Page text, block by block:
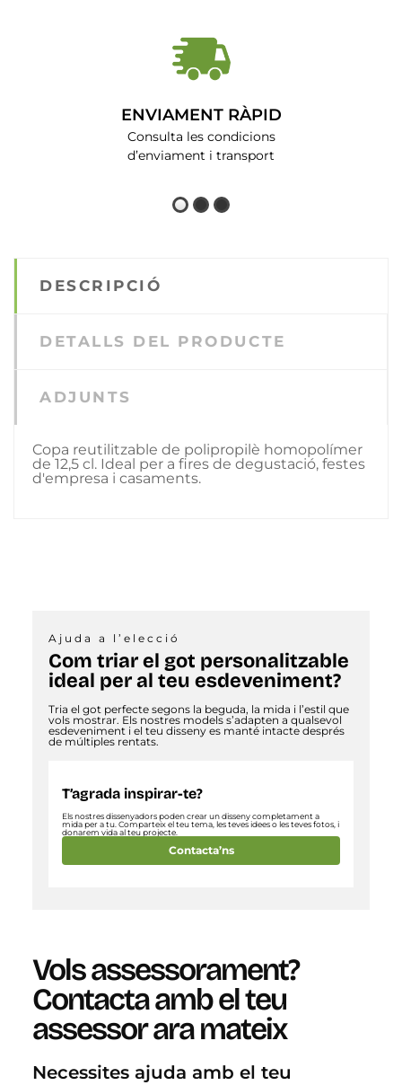
ENVIAMENT RÀPID
Consulta les condicions
d’enviament i transport
DESCRIPCIÓ
DETALLS DEL PRODUCTE
ADJUNTS
Copa reutilitzable de polipropilè homopolímer
de 12,5 cl. Ideal per a fires de degustació, festes
d'empresa i casaments.
Ajuda a l’elecció
Com triar el got personalitzable
ideal per al teu esdeveniment?
Tria el got perfecte segons la beguda, la mida i l’estil que
vols mostrar. Els nostres models s’adapten a qualsevol
esdeveniment i el teu disseny es manté intacte després
de múltiples rentats.
T’agrada inspirar-te?
Els nostres dissenyadors poden crear un disseny completament a
mida per a tu. Comparteix el teu tema, les teves idees o les teves fotos, i
donarem vida al teu projecte.
Contacta’ns
Vols assessorament?
Contacta amb el teu
assessor ara mateix
Necessites ajuda amb el teu